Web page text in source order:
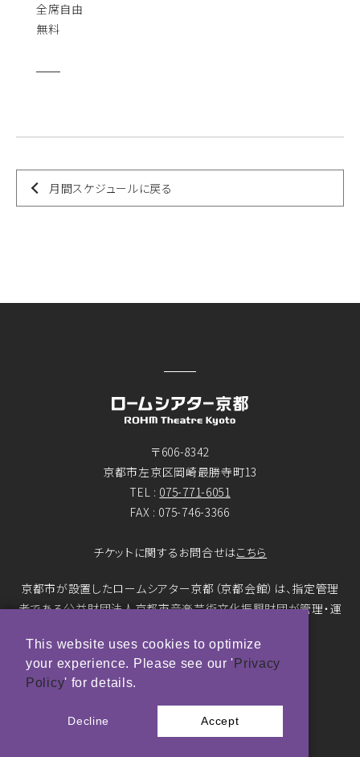
全席自由
無料
月間スケジュールに戻る
〒606-8342
京都市左京区岡崎最勝寺町13
TEL : 075-771-6051
FAX : 075-746-3366
チケットに関するお問合せはこちら
京都市が設置したロームシアター京都（京都会館）は、指定管理
者である公益財団法人京都市音楽芸術文化振興財団が管理・運
© ROHM Theatre Kyoto. All rights reserved.
トップページメインバナー 撮影：市川靖史
This website uses cookies to optimize
your experience. Please see our ' Privacy
Policy' for details.
Decline Accept